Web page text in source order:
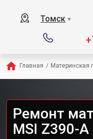
Томск ▼
Главная / Материнская
Ремонт
MSI Z390-